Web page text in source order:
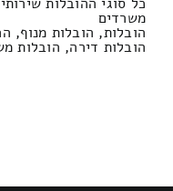
משרדים
הובלות, הובלות מנוף,
הובלות דירה, הובלות